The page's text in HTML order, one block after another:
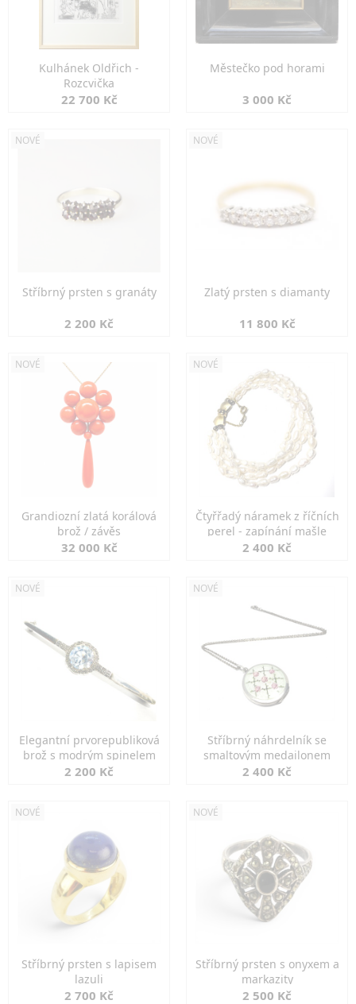
Kulhánek Oldřich -
Rozcvička
22 700 Kč
Městečko pod horami
3 000 Kč
NOVÉ
Stříbrný prsten s granáty
2 200 Kč
NOVÉ
Zlatý prsten s diamanty
11 800 Kč
NOVÉ
Grandiozní zlatá korálová
brož / závěs
32 000 Kč
NOVÉ
Čtyřřadý náramek z říčních
perel - zapínání mašle
2 400 Kč
NOVÉ
Elegantní prvorepubliková
brož s modrým spinelem
2 200 Kč
NOVÉ
Stříbrný náhrdelník se
smaltovým medailonem
2 400 Kč
NOVÉ
Stříbrný prsten s lapisem
lazuli
2 700 Kč
NOVÉ
Stříbrný prsten s onyxem a
markazity
2 500 Kč